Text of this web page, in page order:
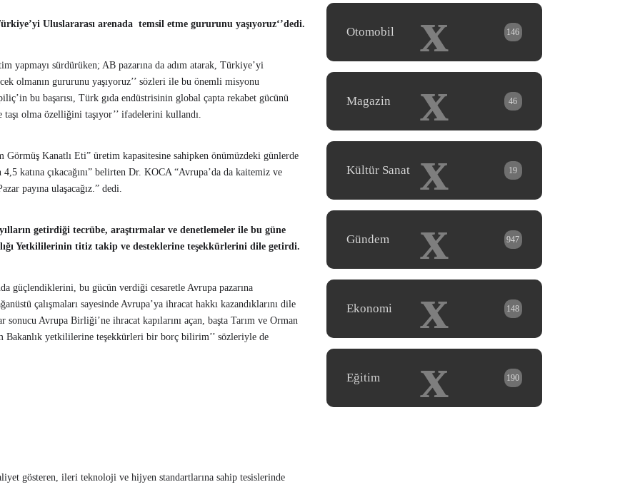
Uluslararası arenada temsil etme gururunu yaşıyoruz‘’dedi.
yapmayı sürdürüken; AB pazarına da adım atarak, Türkiye’yi
olmanın gururunu yaşıyoruz’’ sözleri ile bu önemli misyonu
bu başarısı, Türk gıda endüstrisinin global çapta rekabet gücünü
olma özelliğini taşıyor’’ ifadelerini kullandı.
Kanatlı Eti” üretim kapasitesine sahipken önümüzdeki günlerde
katına çıkacağını” belirten Dr. KOCA “Avrupa’da da kaitemiz ve
payına ulaşacağız.” dedi.
getirdiği tecrübe, araştırmalar ve denetlemeler ile bu güne
Yetkililerinin titiz takip ve desteklerine teşekkürlerini dile getirdi.
güçlendiklerini, bu gücün verdiği cesaretle Avrupa pazarına
çalışmaları sayesinde Avrupa’ya ihracat hakkı kazandıklarını dile
Avrupa Birliği’ne ihracat kapılarını açan, başta Tarım ve Orman
yetkililerine teşekkürleri bir borç bilirim’’ sözleriyle de
gösteren, ileri teknoloji ve hijyen standartlarına sahip tesislerinde
x
Otomobil 146
x
Magazin 46
x
Kültür Sanat 19
x
Gündem 947
x
Ekonomi 148
x
Eğitim 190